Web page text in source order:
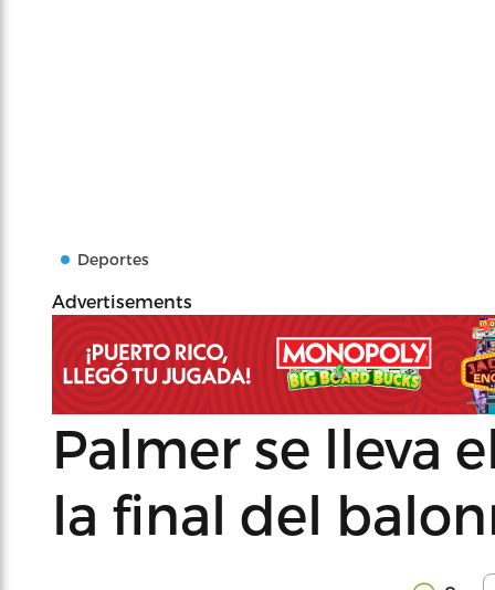
Deportes
Advertisements
Palmer se lleva
la final del